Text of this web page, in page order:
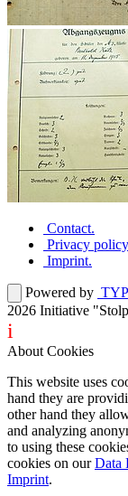
Contact.
Privacy policy
Imprint.
Powered by
2026 Initiative
i
About Cookies
This website uses
hand they are
other hand they
and analyzing
to using these
cookies on ourData
Imprint.